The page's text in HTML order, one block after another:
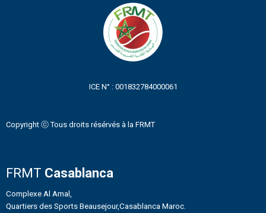
ICE N° : 001832784000061
Copyright ⓒ Tous droits résérvés à la FRMT
FRMT Casablanca
Complexe Al Amal,
Quartiers des Sports Beausejour,Casablanca Maroc.